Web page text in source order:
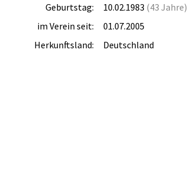
Geburtstag: 10.02.1983 (43 Jahre)
im Verein seit:
01.07.2005
Herkunftsland:
Deutschland